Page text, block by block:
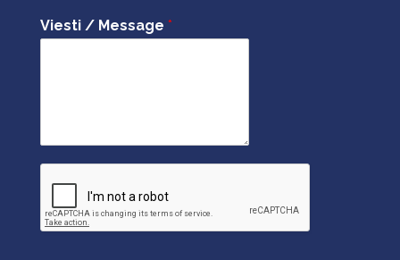
Viesti / Message *